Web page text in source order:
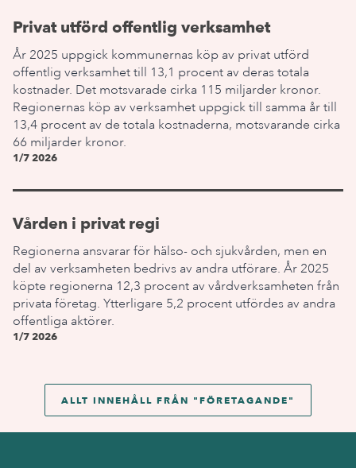
Privat utförd offentlig verksamhet
År 2025 uppgick kommunernas köp av privat utförd
offentlig verksamhet till 13,1 procent av deras totala
kostnader. Det motsvarade cirka 115 miljarder kronor.
Regionernas köp av verksamhet uppgick till samma år till
13,4 procent av de totala kostnaderna, motsvarande cirka
66 miljarder kronor.
1/7 2026
Vården i privat regi
Regionerna ansvarar för hälso- och sjukvården, men en
del av verksamheten bedrivs av andra utförare. År 2025
köpte regionerna 12,3 procent av vårdverksamheten från
privata företag. Ytterligare 5,2 procent utfördes av andra
offentliga aktörer.
1/7 2026
ALLT INNEHÅLL FRÅN " FÖRETAGANDE "